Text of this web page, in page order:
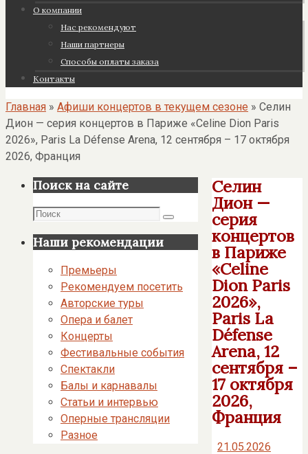
О компании
Нас рекомендуют
Наши партнеры
Cпособы оплаты заказа
Контакты
Главная » Афиши концертов в текущем сезоне » Селин
Дион — серия концертов в Париже «Celine Dion Paris
2026», Paris La Défense Arena, 12 сентября – 17 октября
2026, Франция
Селин
Дион —
серия
концертов
в Париже
«Celine
Dion Paris
2026»,
Paris La
Défense
Arena, 12
сентября –
17 октября
2026,
Франция
21.05.2026
Поиск на сайте
Поиск
Поиск
Наши рекомендации
Премьеры
Рекомендуем посетить
Авторские туры
Опера и балет
Концерты
Фестивальные события
Спектакли
Балы и карнавалы
Статьи и интервью
Оперные трансляции
Разное